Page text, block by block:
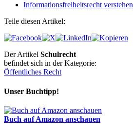
Informationsfreiheitsrecht verstehen
Teile diesen Artikel:
Der Artikel Schulrecht
befindet sich in der Kategorie:
Öffentliches Recht
Unser Buchtipp!
Buch auf Amazon anschauen